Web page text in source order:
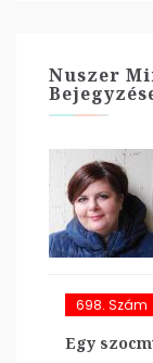
Nuszer
698. Szám
Egy